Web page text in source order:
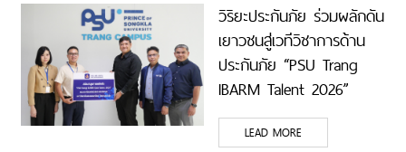
วิริยะประกันภัย ร่วมผลักดัน
เยาวชนสู่เวทีวิชาการด้าน
ประกันภัย “PSU Trang
IBARM Talent 2026”
ม.อ.ตรัง
LEAD MORE